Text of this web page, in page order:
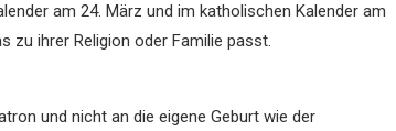
am 24. März und im katholischen Kalender am
zu ihrer Religion oder Familie passt.
und nicht an die eigene Geburt wie der